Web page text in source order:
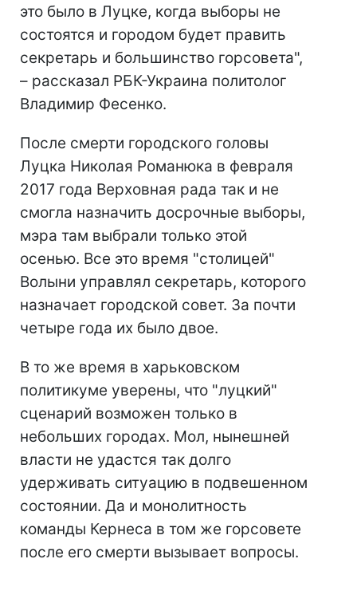
это было в Луцке, когда выборы не
состоятся и городом будет править
секретарь и большинство горсовета",
– рассказал РБК-Украина политолог
Владимир Фесенко.
После смерти городского головы
Луцка Николая Романюка в февраля
2017 года Верховная рада так и не
смогла назначить досрочные выборы,
мэра там выбрали только этой
осенью. Все это время "столицей"
Волыни управлял секретарь, которого
назначает городской совет. За почти
четыре года их было двое.
В то же время в харьковском
политикуме уверены, что "луцкий"
сценарий возможен только в
небольших городах. Мол, нынешней
власти не удастся так долго
удерживать ситуацию в подвешенном
состоянии. Да и монолитность
команды Кернеса в том же горсовете
после его смерти вызывает вопросы.